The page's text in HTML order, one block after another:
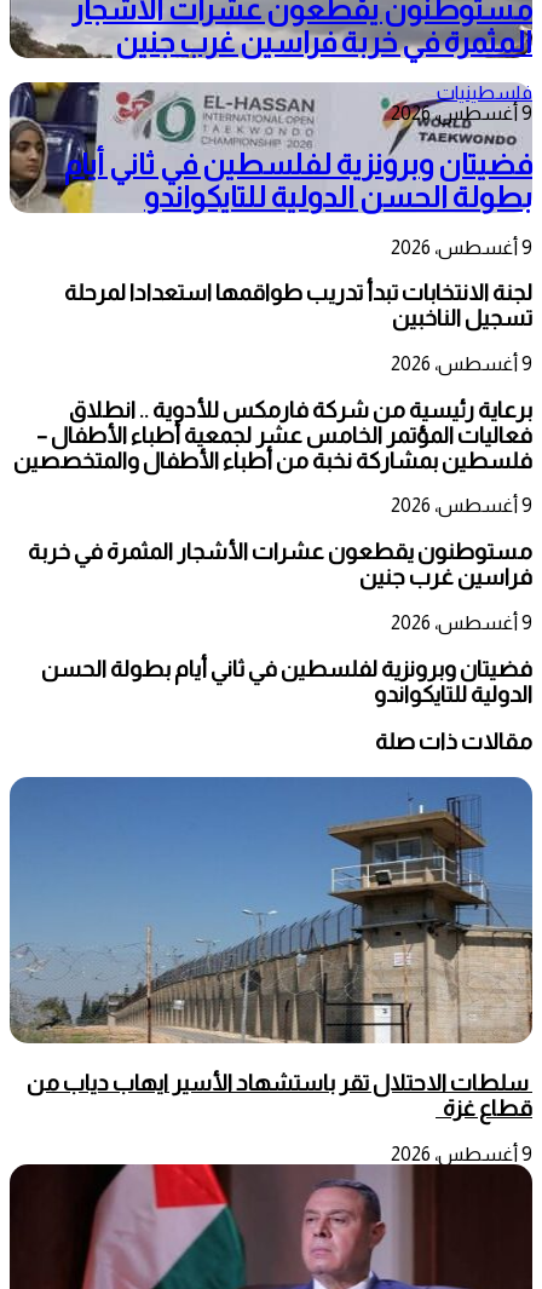
مستوطنون يقطعون عشرات الأشجار
المثمرة في خربة فراسين غرب جنين
فلسطينيات
9 أغسطس، 2026
فضيتان وبرونزية لفلسطين في ثاني أيام
بطولة الحسن الدولية للتايكواندو
9 أغسطس، 2026
لجنة الانتخابات تبدأ تدريب طواقمها استعدادا لمرحلة
تسجيل الناخبين
9 أغسطس، 2026
برعاية رئيسية من شركة فارمكس للأدوية .. انطلاق
فعاليات المؤتمر الخامس عشر لجمعية أطباء الأطفال –
فلسطين بمشاركة نخبة من أطباء الأطفال والمتخصصين
9 أغسطس، 2026
مستوطنون يقطعون عشرات الأشجار المثمرة في خربة
فراسين غرب جنين
9 أغسطس، 2026
فضيتان وبرونزية لفلسطين في ثاني أيام بطولة الحسن
الدولية للتايكواندو
مقالات ذات صلة
سلطات الاحتلال تقر باستشهاد الأسير ايهاب دياب من
قطاع غزة
9 أغسطس، 2026